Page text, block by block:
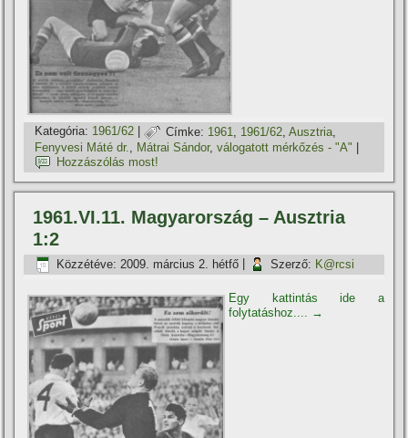
Kategória: 1961/62 | Címke: 1961 1961/62 ,Ausztria
Fenyvesi Máté dr., Mátrai Sándor,válogatott mérkőzés - "A"
Hozzászólás most!
1961.VI.11. Magyarország – Ausztria
1:2
Közzétéve: 2009. március 2. hétfő Szerző: K@rcsi
Egy kattintás ide a
folytatáshoz.... →